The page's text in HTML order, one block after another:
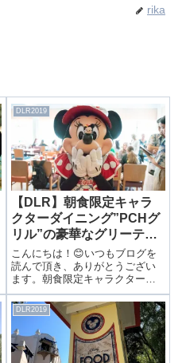
rika
DLR2019
【DLR】朝食限定キャラ
クターダイニング”PCHグ
リル”の豪華なグリーティ
ングをレポート！
こんにちは！😊いつもブログを
読んで頂き、ありがとうござい
ます。朝食限定キャラクターダ
イニング”PCHグリル”の豪華なグ
リーティングをレポート！前回
はPCHグリルのお料理を紹介し
ました。▶朝食限定キャラクタ
ーダイニング”PCHグリル”のお料
理...
DLR2019